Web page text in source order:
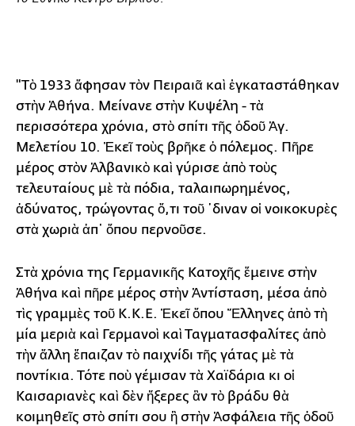
"Τὸ 1933 ἄφησαν τὸν Πειραιᾶ καὶ ἐγκαταστάθηκαν
στὴν Ἀθήνα. Μείνανε στὴν Κυψέλη - τὰ
περισσότερα χρόνια, στὸ σπίτι τῆς ὁδοῦ Ἁγ.
Μελετίου 10. Ἐκεῖ τοὺς βρῆκε ὁ πόλεμος. Πῆρε
μέρος στὸν Ἀλβανικὸ καὶ γύρισε ἀπὸ τοὺς
τελευταίους μὲ τὰ πόδια, ταλαιπωρημένος,
ἀδύνατος, τρώγοντας ὅ,τι τοῦ ῾διναν οἱ νοικοκυρὲς
στὰ χωριὰ ἀπ᾿ ὅπου περνοῦσε.
Στὰ χρόνια της Γερμανικῆς Κατοχῆς ἔμεινε στὴν
Ἀθήνα καὶ πῆρε μέρος στὴν Ἀντίσταση, μέσα ἀπὸ
τὶς γραμμὲς τοῦ Κ.Κ.Ε. Ἐκεῖ ὅπου Ἕλληνες ἀπὸ τὴ
μία μεριὰ καὶ Γερμανοὶ καὶ Ταγματασφαλίτες ἀπὸ
τὴν ἄλλη ἔπαιζαν τὸ παιχνίδι τῆς γάτας μὲ τὰ
ποντίκια. Τότε ποὺ γέμισαν τὰ Χαϊδάρια κι οἱ
Καισαριανὲς καὶ δὲν ἤξερες ἂν τὸ βράδυ θὰ
κοιμηθεῖς στὸ σπίτι σου ἢ στὴν Ἀσφάλεια τῆς ὁδοῦ